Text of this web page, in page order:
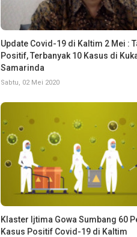
Update Covid-19 di Kaltim 2 Mei :
Positif, Terbanyak 10 Kasus di
Samarinda
Sabtu, 02 Mei 2020
Klaster Ijtima Gowa Sumbang 60
Kasus Positif Covid-19 di Kaltim